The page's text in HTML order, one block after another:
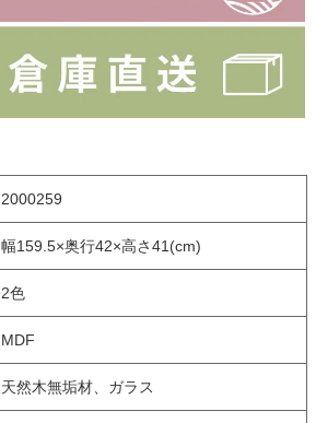
2000259
幅159.5×奥行42×高さ41(cm)
2色
MDF
天然木無垢材、ガラス